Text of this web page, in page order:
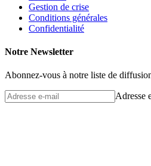
Gestion de crise
Conditions générales
Confidentialité
Notre Newsletter
Abonnez-vous à notre liste de
Adresse